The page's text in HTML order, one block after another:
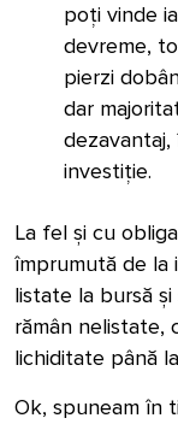
poți vinde
devreme,
pierzi
dar
dezavantaj,
investiție.
La fel și cu
împrumută de la
listate la bursă
rămân nelistate,
lichiditate până
Ok, spuneam în